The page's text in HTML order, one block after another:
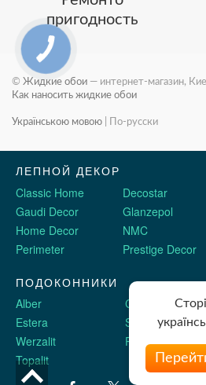
пригодность
© Жидкие обои — интернет-магазин,
Как наносить жидкие обои
Українською мовою По-русски
ЛЕПНОЙ ДЕКОР
Classic Home
Decostar
Gaudi Decor
Glanzepol
Home Decor
NMC
Perimeter
Prestige Decor
ПОДОКОННИКИ
Alber
Crystalit
Estera
Sauberg
Werzalit
Plastolit
Topalit